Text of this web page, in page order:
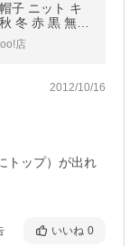
子 ニット キ
冬 赤 黒 無地
2個1000円引き
店
2012/10/16
トップ）が出れ
いいね 0